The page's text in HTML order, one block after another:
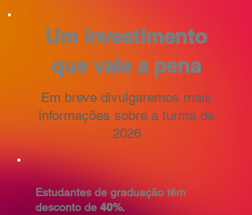
Um investimento
que vale a pena
Em breve divulgaremos mais
informações sobre a turma de
2026
Estudantes de graduação têm
desconto de 40%.